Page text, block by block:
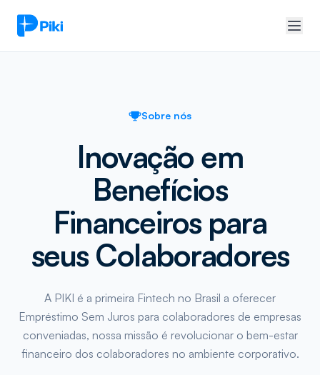
Sobre nós
Inovação em
Benefícios
Financeiros para
seus Colaboradores
A PIKI é a primeira Fintech no Brasil a oferecer
Empréstimo Sem Juros para colaboradores de empresas
conveniadas, nossa missão é revolucionar o bem-estar
financeiro dos colaboradores no ambiente corporativo.